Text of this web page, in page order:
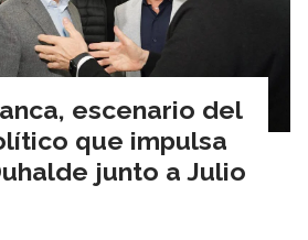
escenario del
que impulsa
junto a Julio